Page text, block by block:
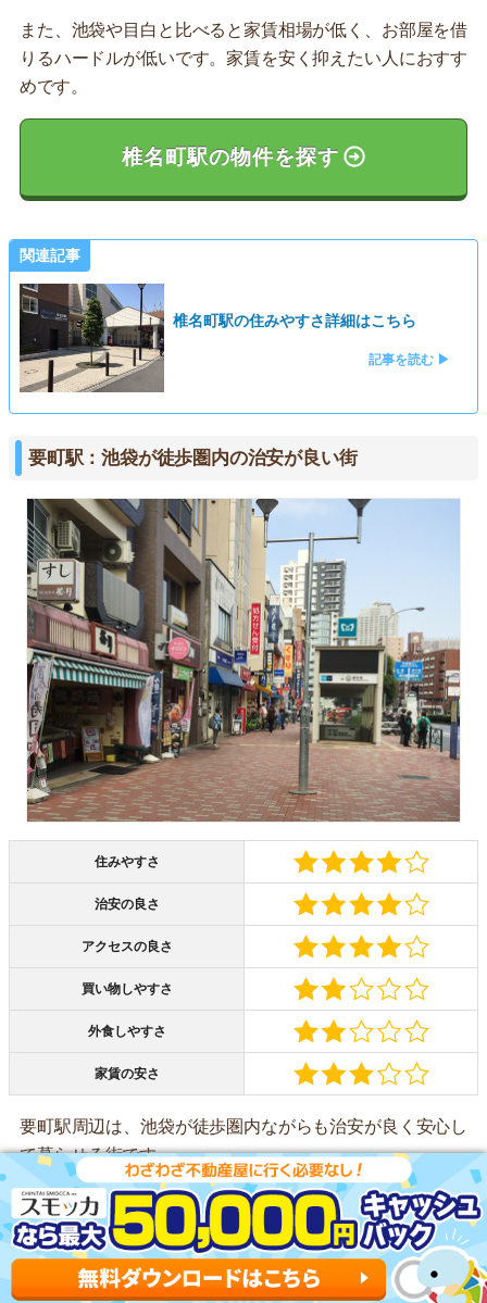
また、池袋や目白と比べると家賃相場が低く、お部屋を借
りるハードルが低いです。家賃を安く抑えたい人におすす
めです。
椎名町駅の物件を探す
関連記事
椎名町駅の住みやすさ詳細はこちら
記事を読む ▶
要町駅：池袋が徒歩圏内の治安が良い街
住みやすさ
治安の良さ
アクセスの良さ
買い物しやすさ
外食しやすさ
家賃の安さ
要町駅周辺は、池袋が徒歩圏内ながらも治安が良く安心し
て暮らせる街です。
飲食店や買い物スポットは少ないですが、最低限のスーパ
ーやドラッグストアはあるため普段の生活には困りませ
ん。